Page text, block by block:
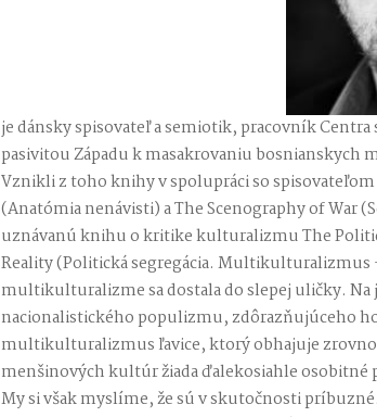
je dánsky spisovateľ a semiotik, pracovník
pasivitou Západu k masakrovaniu
Vznikli z toho knihy v spolupráci so
(Anatómia nenávisti) a The Scenography of War
uznávanú knihu o kritike kulturalizmu The
Reality (Politická segregácia. Multikulturalizmus
multikulturalizme sa dostala do slepej uličky.
nacionalistického populizmu, zdôrazňujúceho
multikulturalizmus ľavice, ktorý obhajuje
menšinových kultúr žiada ďalekosiahle osobitné
My si však myslíme, že sú v skutočnosti